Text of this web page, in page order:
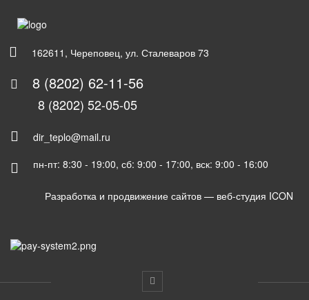
162611, Череповец, ул. Сталеваров 73
8 (8202) 62-11-56
8 (8202) 52-05-05
dir_teplo@mail.ru
пн-пт: 8:30 - 19:00, сб: 9:00 - 17:00, вск: 9:00 - 16:00
Разработка и продвижение сайтов — веб-студия ICON